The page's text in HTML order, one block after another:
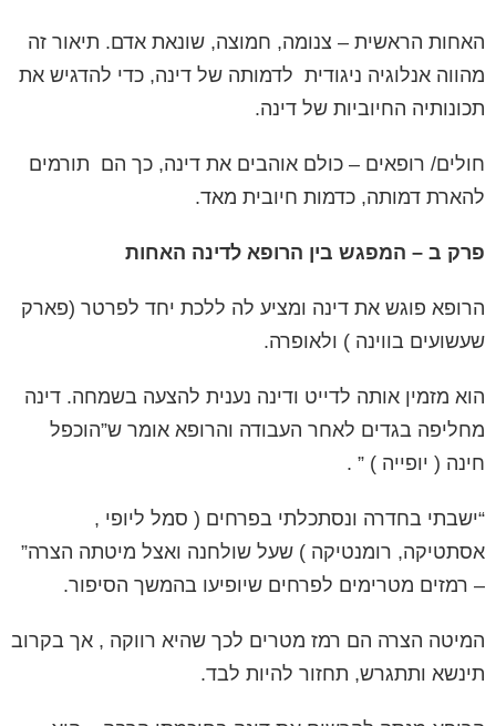
האחות הראשית – צנומה, חמוצה, שונאת אדם. תיאור זה
מהווה אנלוגיה ניגודית לדמותה של דינה, כדי להדגיש את
תכונותיה החיוביות של דינה.
חולים/ רופאים – כולם אוהבים את דינה, כך הם תורמים
להארת דמותה, כדמות חיובית מאד.
פרק ב – המפגש בין הרופא לדינה האחות
הרופא פוגש את דינה ומציע לה ללכת יחד לפרטר (פארק
שעשועים בווינה ) ולאופרה.
הוא מזמין אותה לדייט ודינה נענית להצעה בשמחה. דינה
מחליפה בגדים לאחר העבודה והרופא אומר ש”הוכפל
חינה ( יופייה ) ” .
“ישבתי בחדרה ונסתכלתי בפרחים ( סמל ליופי ,
אסתטיקה, רומנטיקה ) שעל שולחנה ואצל מיטתה הצרה”
– רמזים מטרימים לפרחים שיופיעו בהמשך הסיפור.
המיטה הצרה הם רמז מטרים לכך שהיא רווקה , אך בקרוב
תינשא ותתגרש, תחזור להיות לבד.